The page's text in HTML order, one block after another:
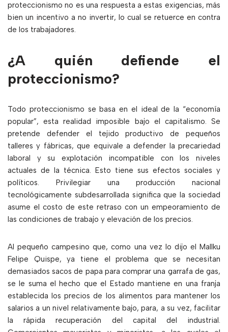
proteccionismo no es una respuesta a estas exigencias, más
bien un incentivo a no invertir, lo cual se retuerce en contra
de los trabajadores.
¿A quién defiende el
proteccionismo?
Todo proteccionismo se basa en el ideal de la “economía
popular”, esta realidad imposible bajo el capitalismo. Se
pretende defender el tejido productivo de pequeños
talleres y fábricas, que equivale a defender la precariedad
laboral y su explotación incompatible con los niveles
actuales de la técnica. Esto tiene sus efectos sociales y
políticos. Privilegiar una producción nacional
tecnológicamente subdesarrollada significa que la sociedad
asume el costo de este retraso con un empeoramiento de
las condiciones de trabajo y elevación de los precios.
Al pequeño campesino que, como una vez lo dijo el Mallku
Felipe Quispe, ya tiene el problema que se necesitan
demasiados sacos de papa para comprar una garrafa de gas,
se le suma el hecho que el Estado mantiene en una franja
establecida los precios de los alimentos para mantener los
salarios a un nivel relativamente bajo, para, a su vez, facilitar
la rápida recuperación del capital del industrial.